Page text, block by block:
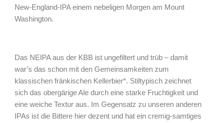
New-England-IPA einem nebeligen Morgen am Mount
Washington.
Das NEIPA aus der KBB ist ungefiltert und trüb – damit
war’s das schon mit den Gemeinsamkeiten zum
klassischen fränkischen Kellerbier*. Stiltypisch zeichnet
sich das obergärige Ale durch eine starke Fruchtigkeit und
eine weiche Textur aus. Im Gegensatz zu unseren anderen
IPAs ist die Bittere hier dezent und hat ein cremig-samtiges